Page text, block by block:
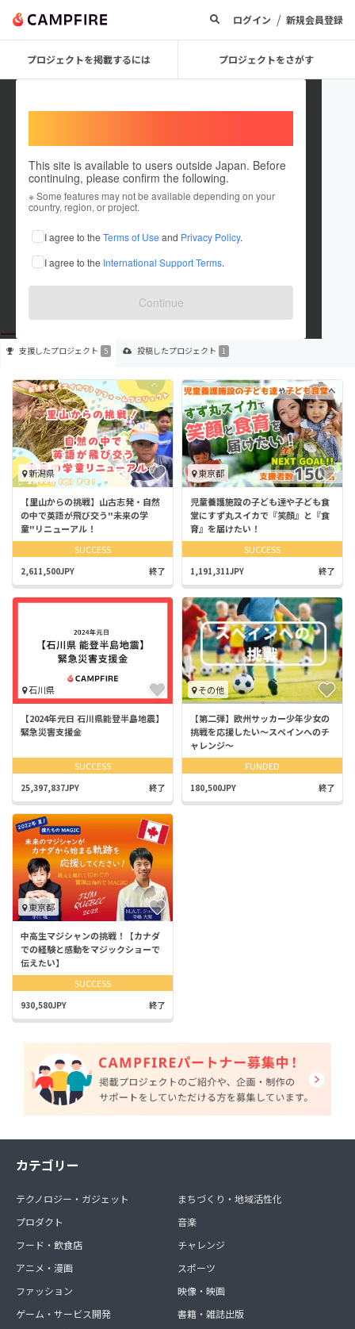
ログイン / 新規会員登録
プロジェクトを掲載するには プロジェクトをさがす
This site is available to users outside Japan. Before
continuing, please confirm the following.
※ Some features may not be available depending on your
country, region, or project.
I agree to the Terms of Use and Privacy Policy.
I agree to the International Support Terms.
Continue
satorun88shimizu
これまでに5回支援して1件のプロジェクトを投稿しています
在住国：日本 現在地：東京都
出身国：日本 出身地：新潟県
支援したプロジェクト 5 投稿したプロジェクト 1
新潟県
【里山からの挑戦】山古志発・自然
の中で英語が飛び交う"未来の学
童"リニューアル！
SUCCESS
2,611,500JPY 終了
東京都
児童養護施設の子ども達や子ども食
堂にすず丸スイカで『笑顔』と『食
育』を届けたい！
SUCCESS
1,191,311JPY 終了
石川県
【2024年元日 石川県能登半島地震】
緊急災害支援金
SUCCESS
25,397,837JPY 終了
その他
【第二弾】欧州サッカー少年少女の
挑戦を応援したい～スペインへのチ
ャレンジ～
FUNDED
180,500JPY 終了
東京都
中高生マジシャンの挑戦！【カナダ
での経験と感動をマジックショーで
伝えたい】
SUCCESS
930,580JPY 終了
カテゴリー
テクノロジー・ガジェット
プロダクト
フード・飲食店
アニメ・漫画
ファッション
ゲーム・サービス開発
まちづくり・地域活性化
音楽
チャレンジ
スポーツ
映像・映画
書籍・雑誌出版